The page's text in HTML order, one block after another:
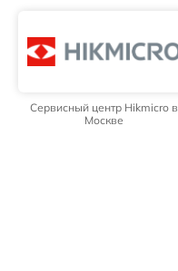
Сервисный центр Hikmicro в
Москве